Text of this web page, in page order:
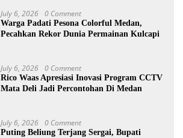
July 6, 2026 0 Comment
Warga Padati Pesona Colorful Medan,
Pecahkan Rekor Dunia Permainan Kulcapi
July 6, 2026 0 Comment
Rico Waas Apresiasi Inovasi Program CCTV
Mata Deli Jadi Percontohan Di Medan
July 6, 2026 0 Comment
Puting Beliung Terjang Sergai, Bupati